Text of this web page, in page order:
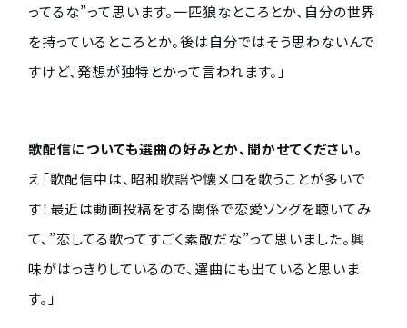
ってるな”って思います。一匹狼なところとか、自分の世界
を持っているところとか。後は自分ではそう思わないんで
すけど、発想が独特とかって言われます。」
歌配信についても選曲の好みとか、聞かせてください。
え「歌配信中は、昭和歌謡や懐メロを歌うことが多いで
す！最近は動画投稿をする関係で恋愛ソングを聴いてみ
て、”恋してる歌ってすごく素敵だな”って思いました。興
味がはっきりしているので、選曲にも出ていると思いま
す。」